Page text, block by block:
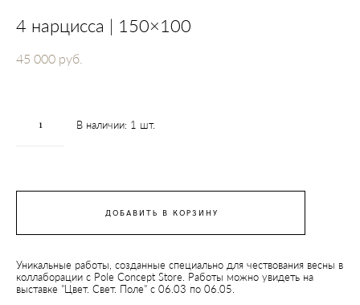
4 нарцисса | 150×100
45 000 pуб.
В наличии: 1 шт.
ДОБАВИТЬ В КОРЗИНУ
Уникальные работы, созданные специально для чествования весны в
коллаборации с Pole Concept Store . Работы можно увидеть на
выставке "Цвет. Свет. Поле" с 06.03 по 06.05.